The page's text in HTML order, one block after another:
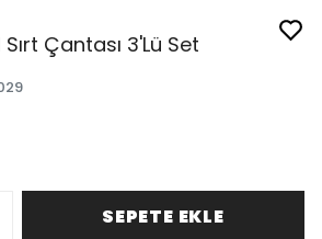
Çantası 3'Lü Set
SEPETE EKLE